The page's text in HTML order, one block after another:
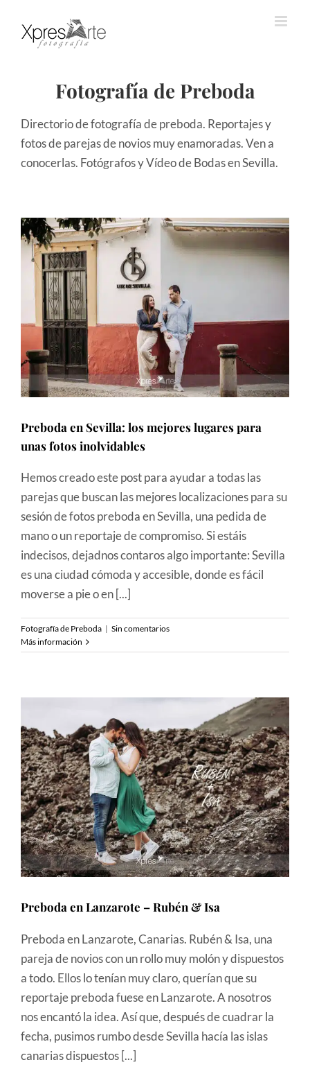
contenido
Fotografía de Preboda
Directorio de fotografía de preboda. Reportajes y
fotos de parejas de novios muy enamoradas. Ven a
conocerlas. Fotógrafos y Vídeo de Bodas en Sevilla.
Preboda en Sevilla: los mejores lugares para
unas fotos inolvidables
Hemos creado este post para ayudar a todas las
parejas que buscan las mejores localizaciones para su
sesión de fotos preboda en Sevilla, una pedida de
mano o un reportaje de compromiso. Si estáis
indecisos, dejadnos contaros algo importante: Sevilla
es una ciudad cómoda y accesible, donde es fácil
moverse a pie o en [...]
Fotografía de Preboda | Sin comentarios
Más información
Preboda en Lanzarote – Rubén & Isa
Preboda en Lanzarote, Canarias. Rubén & Isa, una
pareja de novios con un rollo muy molón y dispuestos
a todo. Ellos lo tenían muy claro, querían que su
reportaje preboda fuese en Lanzarote. A nosotros
nos encantó la idea. Así que, después de cuadrar la
fecha, pusimos rumbo desde Sevilla hacía las islas
canarias dispuestos [...]